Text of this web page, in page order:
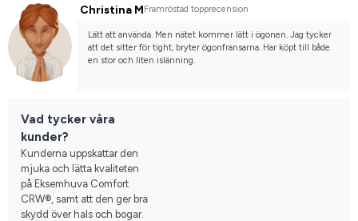
Christina M Framröstad topprecension
Lätt att använda. Men nätet kommer lätt i ögonen. Jag tycker
att det sitter för tight, bryter ögonfransarna. Har köpt till både
en stor och liten islänning.
Vad tycker våra
kunder?
Kunderna uppskattar den
mjuka och lätta kvaliteten
på Eksemhuva Comfort
CRW®, samt att den ger bra
skydd över hals och bogar.